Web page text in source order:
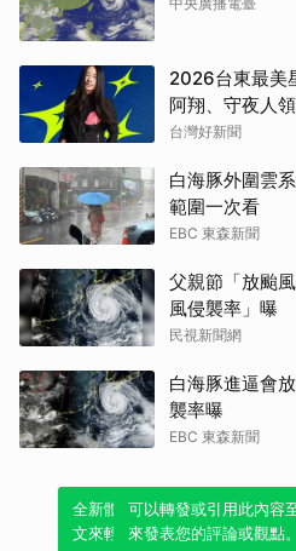
2026台東最美
阿翔、守夜人
開唱
台灣好新聞
白海豚外圍雲
範圍一次看
EBC 東森新聞
父親節「放颱
風侵襲率」曝
民視新聞網
白海豚進逼會
襲率曝
EBC 東森新聞
全新體驗！一鍵引用此內容，透
文來輕鬆表達個人立場。
可以轉發或引用此內容
來發表您的評論或觀點。